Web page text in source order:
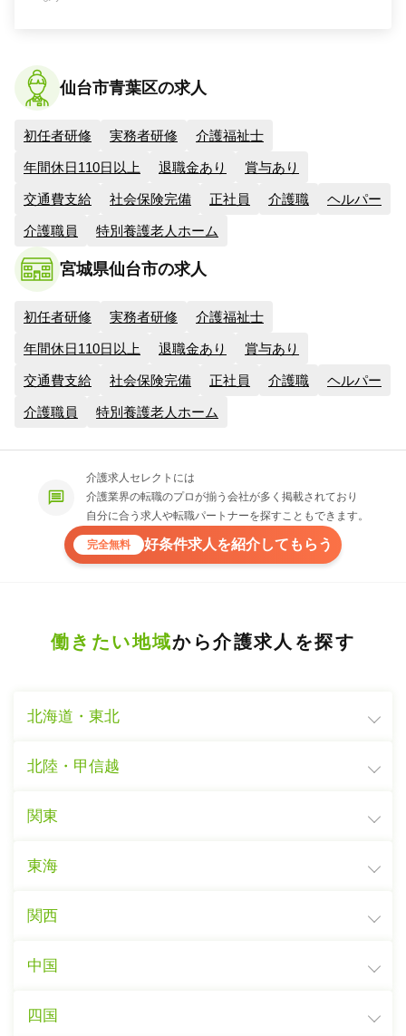
仙台市青葉区の求人
初任者研修 実務者研修 介護福祉士
年間休日110日以上 退職金あり 賞与あり
交通費支給 社会保険完備 正社員 介護職 ヘルパー
介護職員 特別養護老人ホーム
宮城県仙台市の求人
初任者研修 実務者研修 介護福祉士
年間休日110日以上 退職金あり 賞与あり
交通費支給 社会保険完備 正社員 介護職 ヘルパー
介護職員 特別養護老人ホーム
介護求人セレクトには
介護業界の転職のプロが揃う会社が多く掲載されており
自分に合う求人や転職パートナーを探すこともできます。
完全無料 好条件求人を紹介してもらう
働きたい地域から介護求人を探す
北海道・東北
北陸・甲信越
関東
東海
関西
中国
四国